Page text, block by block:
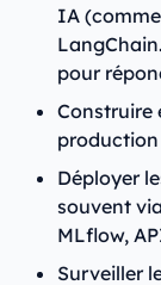
IA
pour
Construire
Déployer
souvent
MLflow,
Surveiller